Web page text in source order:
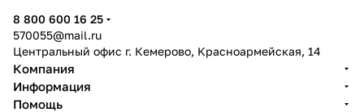
8 800 600 16 25
570055@mail.ru
Центральный офис г. Кемерово, Красноармейская, 14
Компания
Информация
Помощь